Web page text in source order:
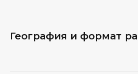
География и формат